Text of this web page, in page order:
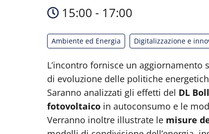
15:00 - 17:00
Ambiente ed Energia Digitalizzazione e
L’incontro fornisce un
di evoluzione delle politiche
Saranno analizzati gli effetti del DL
fotovoltaico in autoconsumo e le
Verranno inoltre illustrate le misure